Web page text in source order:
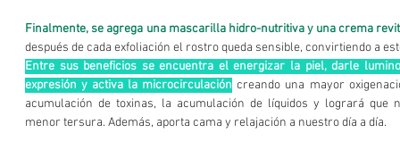
Finalmente, se agrega una mascarilla hidro-nutritiva y una crema
después de cada exfoliación el rostro queda sensible, convirtiendo a
Entre sus beneficios se encuentra el energizar la piel, darle
expresión y activa la microcirculación creando una mayor
acumulación de toxinas, la acumulación de líquidos y logrará que
menor tersura. Además, aporta cama y relajación a nuestro día a día.